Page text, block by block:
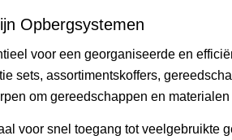
Opbergsystemen
voor een georganiseerde en
sets, assortimentskoffers,
om gereedschappen en
voor snel toegang tot veelgebruikte